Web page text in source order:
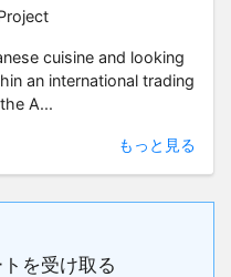
cuisine and looking
an international trading
A...
もっと見る
を受け取る